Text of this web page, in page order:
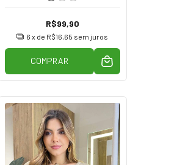
R$99,90
6 x de R$16,65 sem juros
COMPRAR